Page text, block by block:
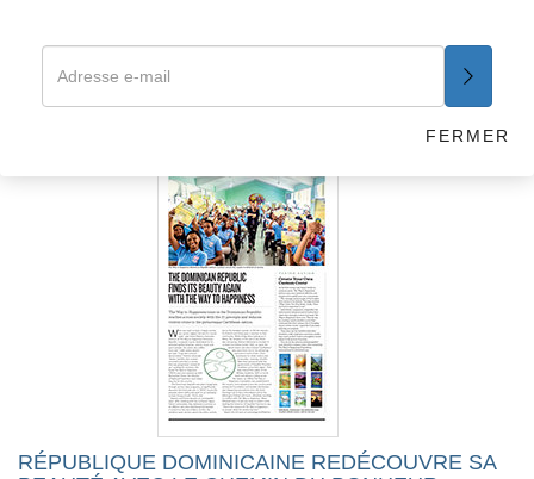
Le chemin du bonheur– Bulletin
d’information
RÉPUBLIQUE DOMINICAINE REDÉCOUVRE SA
FERMER